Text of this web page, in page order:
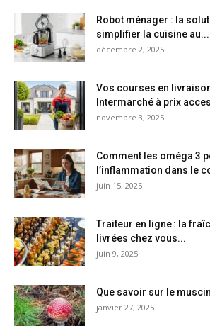
Robot ménager : la
simplifier la cuisine au...
décembre 2, 2025
Vos courses en
Intermarché à prix
novembre 3, 2025
Comment les oméga 3
l’inflammation dans le
juin 15, 2025
Traiteur en ligne : la
livrées chez vous...
juin 9, 2025
Que savoir sur le
janvier 27, 2025